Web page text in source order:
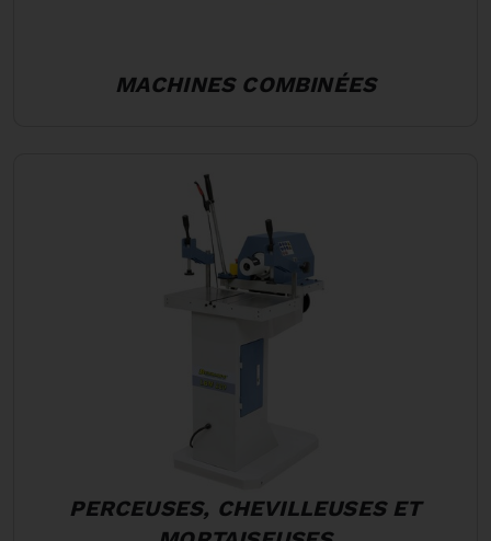
MACHINES COMBINÉES
PERCEUSES, CHEVILLEUSES ET